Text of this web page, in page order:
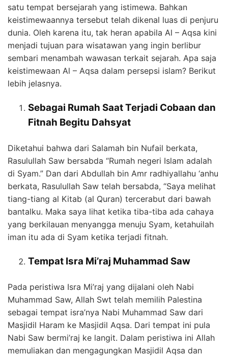
satu tempat bersejarah yang istimewa. Bahkan
keistimewaannya tersebut telah dikenal luas di penjuru
dunia. Oleh karena itu, tak heran apabila Al – Aqsa kini
menjadi tujuan para wisatawan yang ingin berlibur
sembari menambah wawasan terkait sejarah. Apa saja
keistimewaan Al – Aqsa dalam persepsi islam? Berikut
lebih jelasnya.
Sebagai Rumah Saat Terjadi Cobaan dan
Fitnah Begitu Dahsyat
Diketahui bahwa dari Salamah bin Nufail berkata,
Rasulullah Saw bersabda “Rumah negeri Islam adalah
di Syam.” Dan dari Abdullah bin Amr radhiyallahu ‘anhu
berkata, Rasulullah Saw telah bersabda, “Saya melihat
tiang-tiang al Kitab (al Quran) tercerabut dari bawah
bantalku. Maka saya lihat ketika tiba-tiba ada cahaya
yang berkilauan menyangga menuju Syam, ketahuilah
iman itu ada di Syam ketika terjadi fitnah.
Tempat Isra Mi’raj Muhammad Saw
Pada peristiwa Isra Mi’raj yang dijalani oleh Nabi
Muhammad Saw, Allah Swt telah memilih Palestina
sebagai tempat isra’nya Nabi Muhammad Saw dari
Masjidil Haram ke Masjidil Aqsa. Dari tempat ini pula
Nabi Saw bermi’raj ke langit. Dalam peristiwa ini Allah
memuliakan dan mengagungkan Masjidil Aqsa dan